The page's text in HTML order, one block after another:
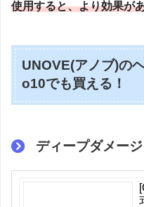
使用すると、より効果が
UNOVE(アノブ)の
o10でも買える！
ディープダメー